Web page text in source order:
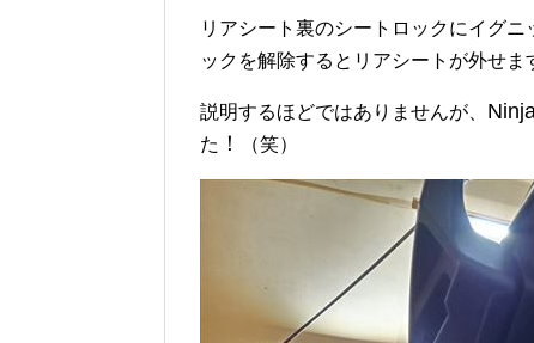
リアシート裏のシートロックにイグ
ックを解除するとリアシートが外せま
説明するほどではありませんが、
た ！ （笑）